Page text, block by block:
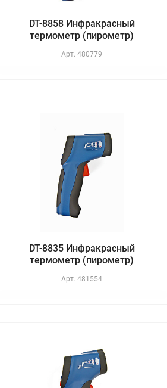
DT-8858 Инфракрасный
термометр (пирометр)
Арт.480779
DT-8835 Инфракрасный
термометр (пирометр)
Арт.481554